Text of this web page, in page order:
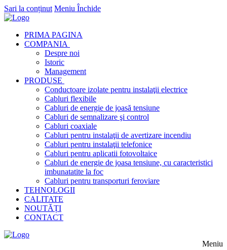
Sari la conținut Meniu Închide
PRIMA PAGINA
COMPANIA
Despre noi
Istoric
Management
PRODUSE
Conductoare izolate pentru instalaţii electrice
Cabluri flexibile
Cabluri de energie de joasă tensiune
Cabluri de semnalizare şi control
Cabluri coaxiale
Cabluri pentru instalaţii de avertizare incendiu
Cabluri pentru instalaţii telefonice
Cabluri pentru aplicatii fotovoltaice
Cabluri de energie de joasa tensiune, cu caracteristici
imbunatatite la foc
Cabluri pentru transporturi feroviare
TEHNOLOGII
CALITATE
NOUTĂȚI
CONTACT
Meniu